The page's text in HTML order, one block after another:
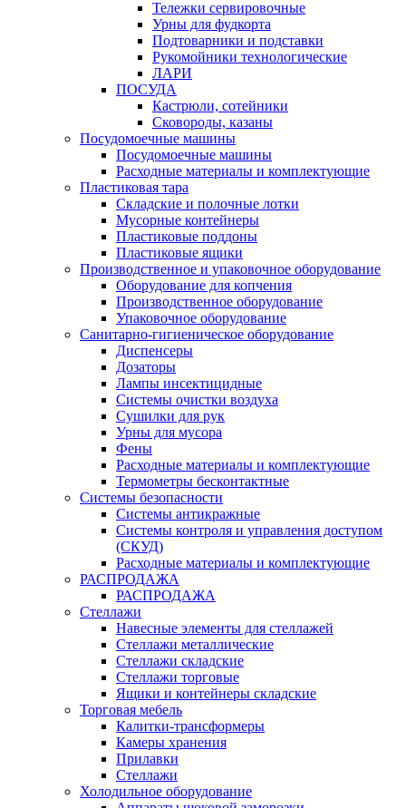
Тележки сервировочные
Урны для фудкорта
Подтоварники и подставки
Рукомойники технологические
ЛАРИ
ПОСУДА
Кастрюли, сотейники
Сковороды, казаны
Посудомоечные машины
Посудомоечные машины
Расходные материалы и комплектующие
Пластиковая тара
Складские и полочные лотки
Мусорные контейнеры
Пластиковые поддоны
Пластиковые ящики
Производственное и упаковочное оборудование
Оборудование для копчения
Производственное оборудование
Упаковочное оборудование
Санитарно-гигиеническое оборудование
Диспенсеры
Дозаторы
Лампы инсектицидные
Системы очистки воздуха
Сушилки для рук
Урны для мусора
Фены
Расходные материалы и комплектующие
Термометры бесконтактные
Системы безопасности
Системы антикражные
Системы контроля и управления доступом
(СКУД)
Расходные материалы и комплектующие
РАСПРОДАЖА
РАСПРОДАЖА
Стеллажи
Навесные элементы для стеллажей
Стеллажи металлические
Стеллажи складские
Стеллажи торговые
Ящики и контейнеры складские
Торговая мебель
Калитки-трансформеры
Камеры хранения
Прилавки
Стеллажи
Холодильное оборудование